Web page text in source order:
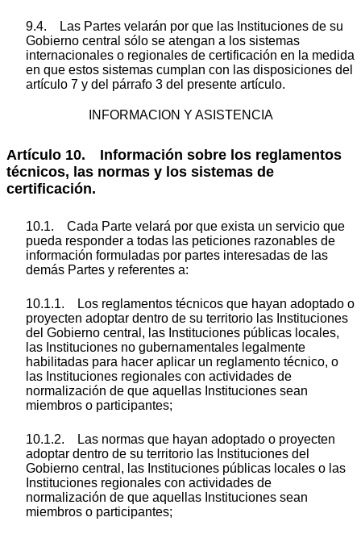
9.4. Las Partes velarán por que las Instituciones de su
Gobierno central sólo se atengan a los sistemas
internacionales o regionales de certificación en la medida
en que estos sistemas cumplan con las disposiciones del
artículo 7 y del párrafo 3 del presente artículo.
INFORMACION Y ASISTENCIA
Artículo 10. Información sobre los reglamentos
técnicos, las normas y los sistemas de
certificación.
10.1. Cada Parte velará por que exista un servicio que
pueda responder a todas las peticiones razonables de
información formuladas por partes interesadas de las
demás Partes y referentes a:
10.1.1. Los reglamentos técnicos que hayan adoptado o
proyecten adoptar dentro de su territorio las Instituciones
del Gobierno central, las Instituciones públicas locales,
las Instituciones no gubernamentales legalmente
habilitadas para hacer aplicar un reglamento técnico, o
las Instituciones regionales con actividades de
normalización de que aquellas Instituciones sean
miembros o participantes;
10.1.2. Las normas que hayan adoptado o proyecten
adoptar dentro de su territorio las Instituciones del
Gobierno central, las Instituciones públicas locales o las
Instituciones regionales con actividades de
normalización de que aquellas Instituciones sean
miembros o participantes;